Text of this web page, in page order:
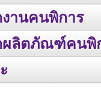
านคนพิการ
ผลิตภัณฑ์คนพิ